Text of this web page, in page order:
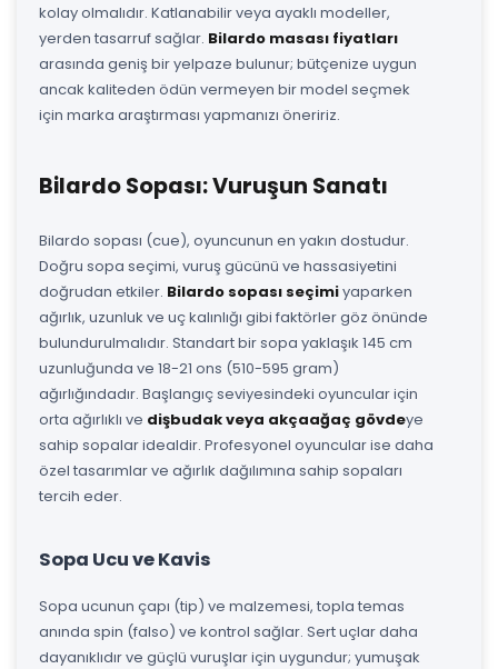
kolay olmalıdır. Katlanabilir veya ayaklı modeller,
yerden tasarruf sağlar. Bilardo masası fiyatları
arasında geniş bir yelpaze bulunur; bütçenize uygun
ancak kaliteden ödün vermeyen bir model seçmek
için marka araştırması yapmanızı öneririz.
Bilardo Sopası: Vuruşun Sanatı
Bilardo sopası (cue), oyuncunun en yakın dostudur.
Doğru sopa seçimi, vuruş gücünü ve hassasiyetini
doğrudan etkiler. Bilardo sopası seçimiyaparken
ağırlık, uzunluk ve uç kalınlığı gibi faktörler göz önünde
bulundurulmalıdır. Standart bir sopa yaklaşık 145 cm
uzunluğunda ve 18-21 ons (510-595 gram)
ağırlığındadır. Başlangıç seviyesindeki oyuncular için
orta ağırlıklı ve dişbudak veya akçaağaç gövdeye
sahip sopalar idealdir. Profesyonel oyuncular ise daha
özel tasarımlar ve ağırlık dağılımına sahip sopaları
tercih eder.
Sopa Ucu ve Kavis
Sopa ucunun çapı (tip) ve malzemesi, topla temas
anında spin (falso) ve kontrol sağlar. Sert uçlar daha
dayanıklıdır ve güçlü vuruşlar için uygundur; yumuşak